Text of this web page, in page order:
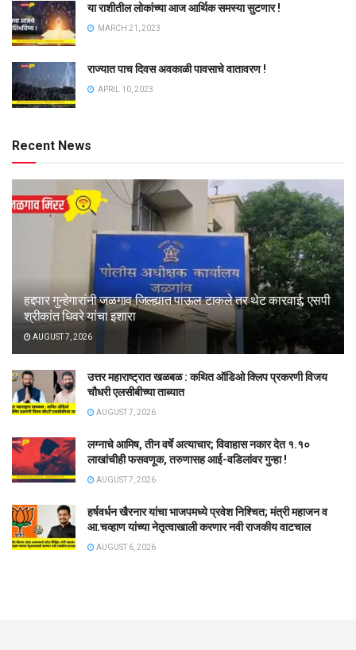
या राशीतील लोकांच्या आज आर्थिक समस्या सुटणार !
MARCH 21, 2023
राज्यात पाच दिवस अवकाळी पावसाचे वातावरण !
APRIL 10, 2023
Recent News
हद्दपार गुन्हेगारांनी जळगाव जिल्ह्यात पाऊल टाकले तर थेट कारवाई; एसपी
श्रीकांत धिवरे यांचा इशारा
AUGUST 7, 2026
उत्तर महाराष्ट्रात खळबळ : कथित ऑडिओ क्लिप प्रकरणी विजय
चौधरी एलसीबीच्या ताब्यात
AUGUST 7, 2026
लग्नाचे आमिष, तीन वर्षे अत्याचार; विवाहास नकार देत १.१०
लाखांचीही फसवणूक, तरुणासह आई-वडिलांवर गुन्हा !
AUGUST 7, 2026
हर्षवर्धन खैरनार यांचा भाजपमध्ये प्रवेश निश्चित; मंत्री महाजन व
आ.चव्हाण यांच्या नेतृत्वाखाली करणार नवी राजकीय वाटचाल
AUGUST 6, 2026